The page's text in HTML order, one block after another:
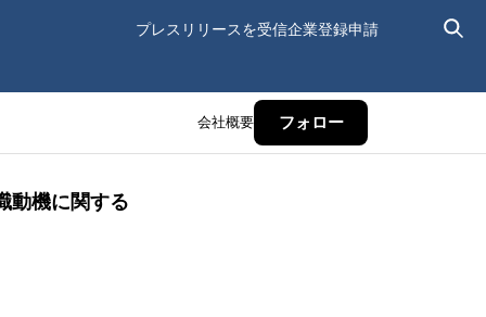
プレスリリースを受信企業登録申請
会社概要 フォロー
動機に関する